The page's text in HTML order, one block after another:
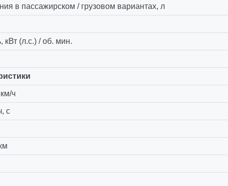
в пассажирском / грузовом вариантах, л
(л.с.) / об. мин.
ч
с